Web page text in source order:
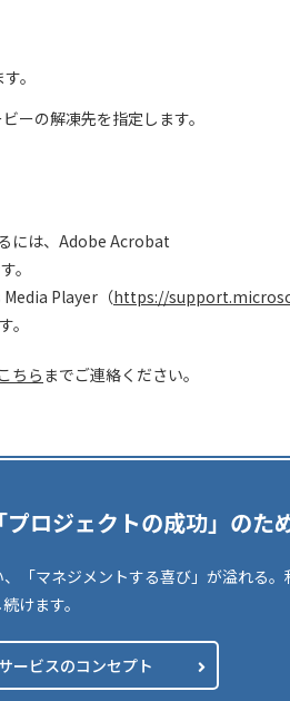
。
ーの解凍先を指定します。
には、Adobe Acrobat
。
Player（https://
。
こちら までご連絡ください。
ロジェクトの成功」のた
「マネジメントする喜び」が溢れる
けます。
ービスのコンセプト